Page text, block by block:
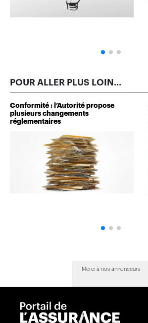
POUR ALLER PLUS LOIN...
Conformité : l’Autorité propose
plusieurs changements
réglementaires
Merci à nos annonceurs